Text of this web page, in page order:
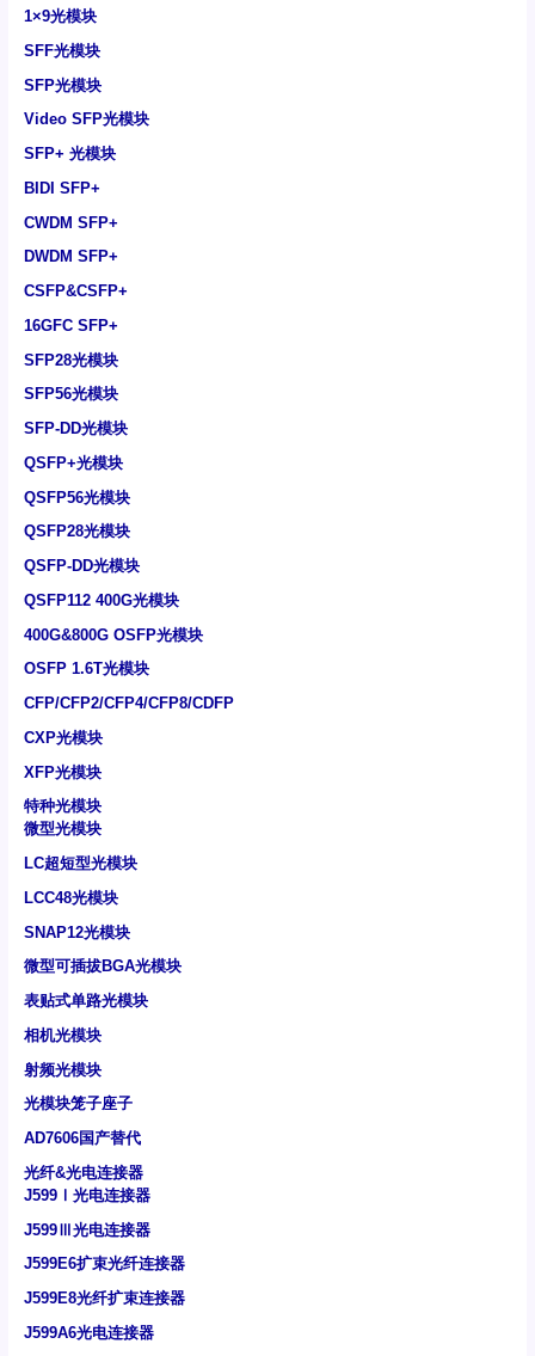
1×9光模块
SFF光模块
SFP光模块
Video SFP光模块
SFP+ 光模块
BIDI SFP+
CWDM SFP+
DWDM SFP+
CSFP&CSFP+
16GFC SFP+
SFP28光模块
SFP56光模块
SFP-DD光模块
QSFP+光模块
QSFP56光模块
QSFP28光模块
QSFP-DD光模块
QSFP112 400G光模块
400G&800G OSFP光模块
OSFP 1.6T光模块
CFP/CFP2/CFP4/CFP8/CDFP
CXP光模块
XFP光模块
特种光模块
微型光模块
LC超短型光模块
LCC48光模块
SNAP12光模块
微型可插拔BGA光模块
表贴式单路光模块
相机光模块
射频光模块
光模块笼子座子
AD7606国产替代
光纤&光电连接器
J599Ⅰ光电连接器
J599Ⅲ光电连接器
J599E6扩束光纤连接器
J599E8光纤扩束连接器
J599A6光电连接器